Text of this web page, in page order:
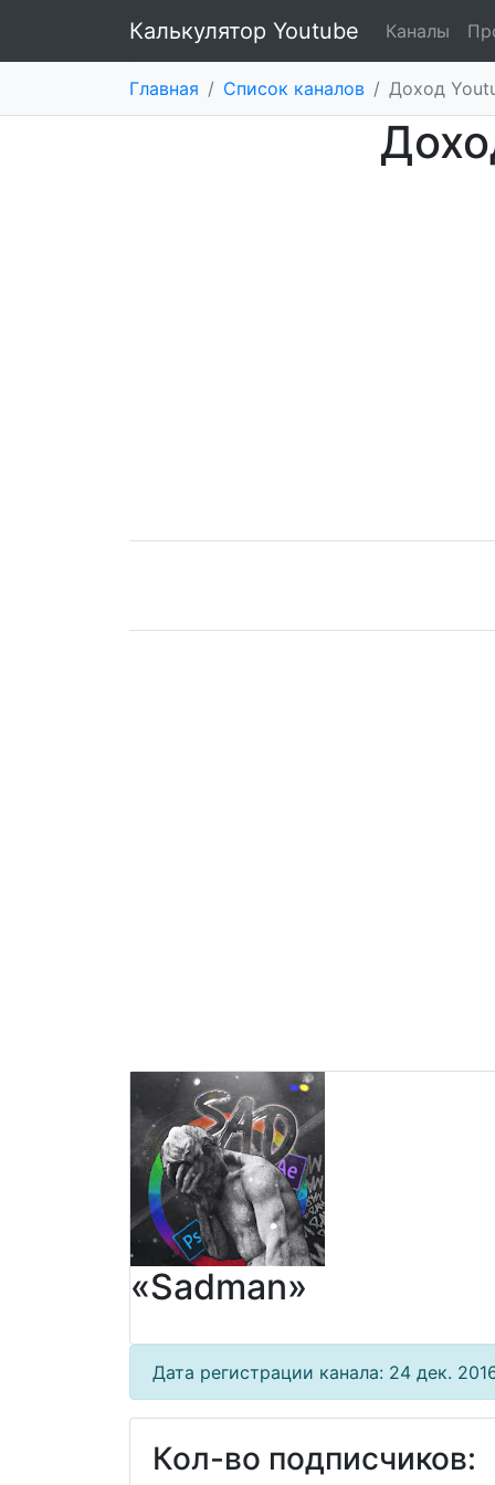
Калькулятор Youtube Каналы
Главная / Список каналов / Доход
«Sadman»
Дата регистрации канала: 24 дек.
Кол-во подписчиков: